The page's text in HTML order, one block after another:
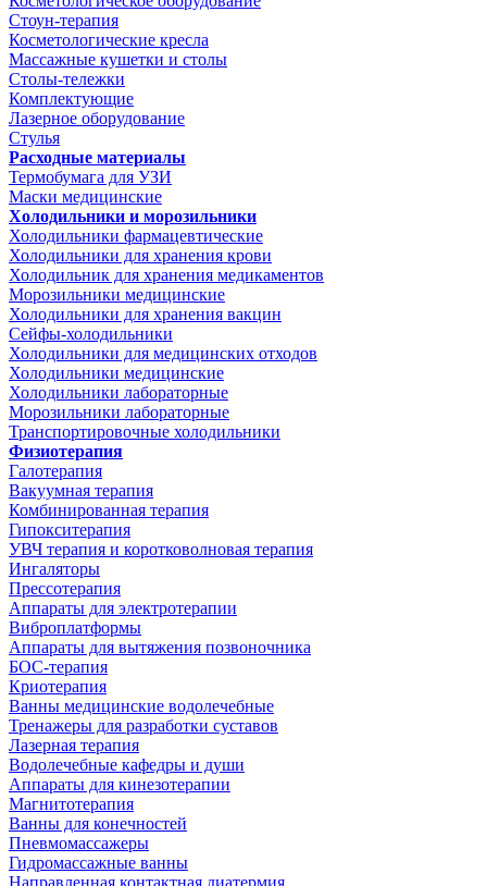
Стоун-терапия
Косметологические кресла
Массажные кушетки и столы
Столы-тележки
Комплектующие
Лазерное оборудование
Стулья
Расходные материалы
Термобумага для УЗИ
Маски медицинские
Холодильники и морозильники
Холодильники фармацевтические
Холодильники для хранения крови
Холодильник для хранения медикаментов
Морозильники медицинские
Холодильники для хранения вакцин
Сейфы-холодильники
Холодильники для медицинских отходов
Холодильники медицинские
Холодильники лабораторные
Морозильники лабораторные
Транспортировочные холодильники
Физиотерапия
Галотерапия
Вакуумная терапия
Комбинированная терапия
Гипокситерапия
УВЧ терапия и коротковолновая терапия
Ингаляторы
Прессотерапия
Аппараты для электротерапии
Виброплатформы
Аппараты для вытяжения позвоночника
БОС-терапия
Криотерапия
Ванны медицинские водолечебные
Тренажеры для разработки суставов
Лазерная терапия
Водолечебные кафедры и души
Аппараты для кинезотерапии
Магнитотерапия
Ванны для конечностей
Пневмомассажеры
Гидромассажные ванны
Направленная контактная диатермия